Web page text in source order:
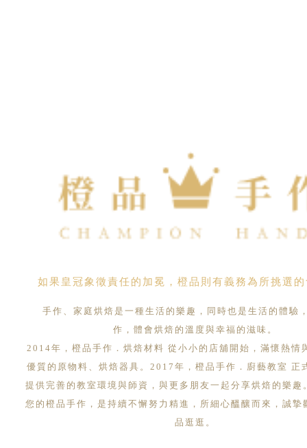
如果皇冠象徵責任的加冕，橙品則有義務為所挑選
手作、家庭烘焙是一種生活的樂趣，同時也是生活的體驗
作，體會烘焙的溫度與幸福的滋味。
2014年，橙品手作．烘焙材料 從小小的店舖開始，滿懷熱情
優質的原物料、烘焙器具。2017年，橙品手作．廚藝教室 正
提供完善的教室環境與師資，與更多朋友一起分享烘焙的樂趣
您的橙品手作，是持續不懈努力精進，所細心醞釀而來，誠摯
品逛逛。